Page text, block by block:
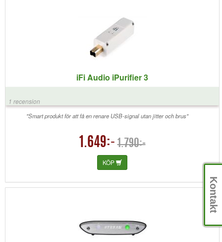
iFi Audio iPurifier 3
1 recension
"Smart produkt för att få en renare USB-signal utan jitter och brus"
1.649:- 1.790:-
KÖP
Kontakt